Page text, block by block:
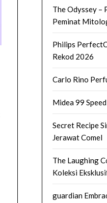
The Odyssey –
Peminat
Philips
Rekod 2026
Carlo Rino
Midea 99
Secret Recipe
Jerawat Comel
The Laughing
Koleksi
guardian